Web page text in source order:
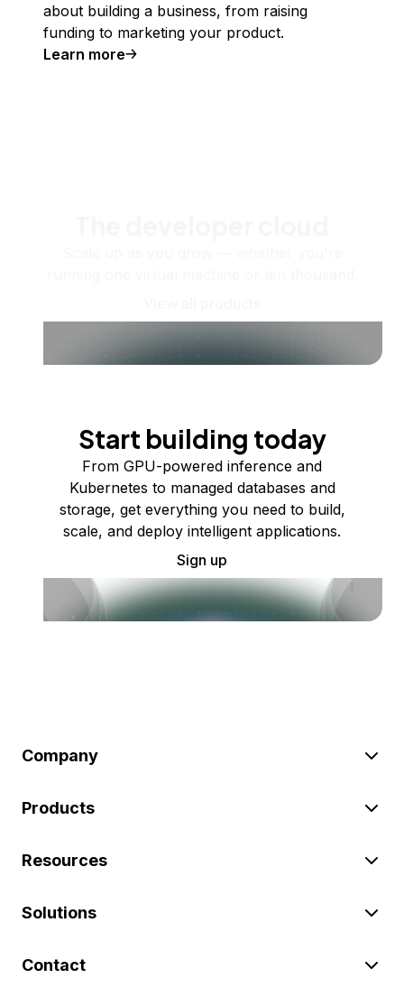
about building a business, from raising
funding to marketing your product.
Learn more
Start building today
From GPU-powered inference and
Kubernetes to managed databases and
storage, get everything you need to build,
scale, and deploy intelligent applications.
Sign up
Company
Products
Resources
Solutions
Contact